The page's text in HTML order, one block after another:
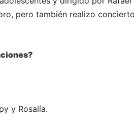
pero también realizo
y Rosalía.